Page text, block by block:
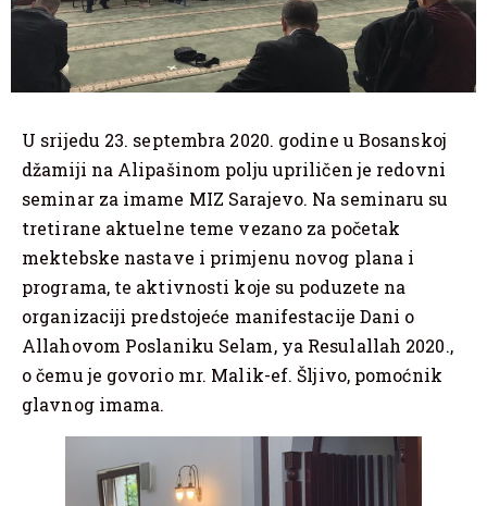
U srijedu 23. septembra 2020. godine u Bosanskoj
džamiji na Alipašinom polju upriličen je redovni
seminar za imame MIZ Sarajevo. Na seminaru su
tretirane aktuelne teme vezano za početak
mektebske nastave i primjenu novog plana i
programa, te aktivnosti koje su poduzete na
organizaciji predstojeće manifestacije Dani o
Allahovom Poslaniku Selam, ya Resulallah 2020.,
o čemu je govorio mr. Malik-ef. Šljivo, pomoćnik
glavnog imama.